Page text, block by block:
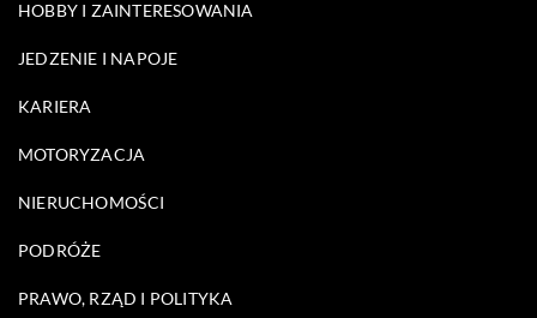
HOBBY I ZAINTERESOWANIA
JEDZENIE I NAPOJE
KARIERA
MOTORYZACJA
NIERUCHOMOŚCI
PODRÓŻE
PRAWO, RZĄD I POLITYKA